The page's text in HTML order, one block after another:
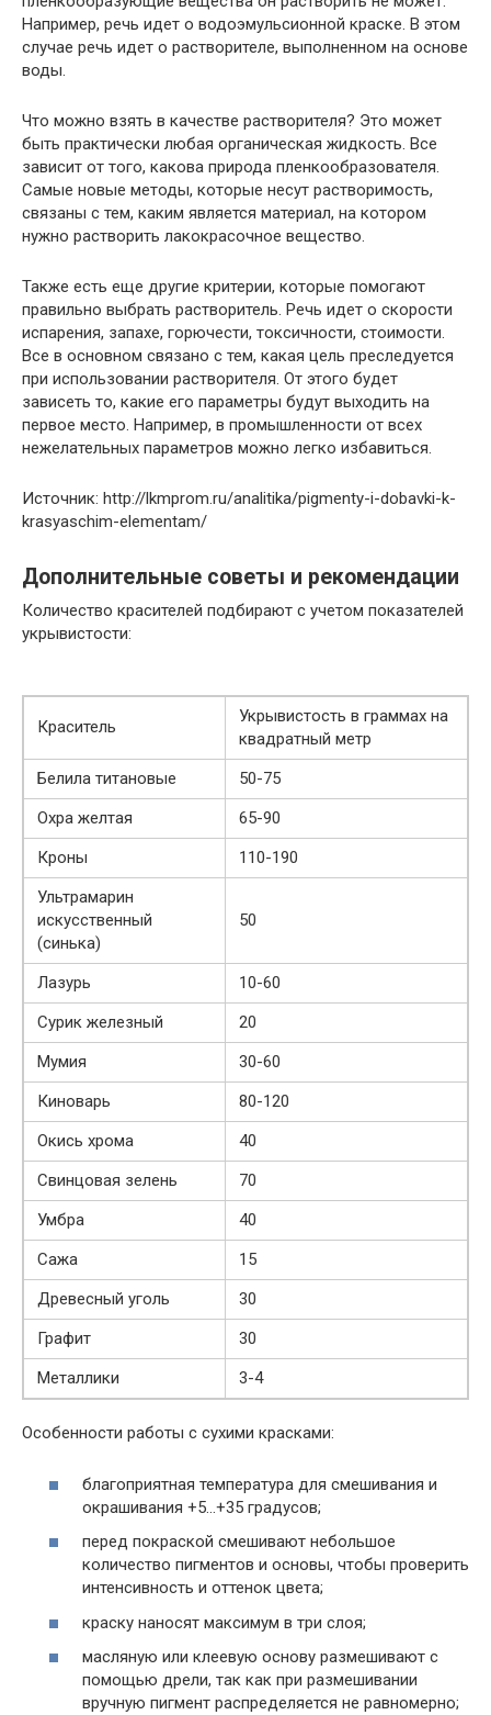
Например, речь идет о водоэмульсионной краске. В этом
случае речь идет о растворителе, выполненном на основе
воды.
Что можно взять в качестве растворителя? Это может
быть практически любая органическая жидкость. Все
зависит от того, какова природа пленкообразователя.
Самые новые методы, которые несут растворимость,
связаны с тем, каким является материал, на котором
нужно растворить лакокрасочное вещество.
Также есть еще другие критерии, которые помогают
правильно выбрать растворитель. Речь идет о скорости
испарения, запахе, горючести, токсичности, стоимости.
Все в основном связано с тем, какая цель преследуется
при использовании растворителя. От этого будет
зависеть то, какие его параметры будут выходить на
первое место. Например, в промышленности от всех
нежелательных параметров можно легко избавиться.
Источник: http://lkmprom.ru/analitika/pigmenty-i-dobavki-k-
krasyaschim-elementam/
Дополнительные советы и рекомендации
Количество красителей подбирают с учетом показателей
укрывистости:
Краситель
Укрывистость в граммах на
квадратный метр
Белила титановые
50-75
Охра желтая
65-90
Кроны
110-190
Ультрамарин
искусственный
(синька)
50
Лазурь
10-60
Сурик железный
20
Мумия
30-60
Киноварь
80-120
Окись хрома
40
Свинцовая зелень
70
Умбра
40
Сажа
15
Древесный уголь
30
Графит
30
Металлики
3-4
Особенности работы с сухими красками:
благоприятная температура для смешивания и
окрашивания +5…+35 градусов;
перед покраской смешивают небольшое
количество пигментов и основы, чтобы проверить
интенсивность и оттенок цвета;
краску наносят максимум в три слоя;
масляную или клеевую основу размешивают с
помощью дрели, так как при размешивании
вручную пигмент распределяется не равномерно;